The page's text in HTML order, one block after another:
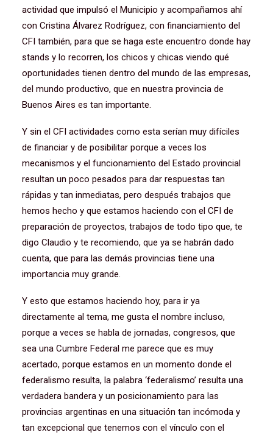
actividad que impulsó el Municipio y acompañamos ahí
con Cristina Álvarez Rodríguez, con financiamiento del
CFI también, para que se haga este encuentro donde hay
stands y lo recorren, los chicos y chicas viendo qué
oportunidades tienen dentro del mundo de las empresas,
del mundo productivo, que en nuestra provincia de
Buenos Aires es tan importante.
Y sin el CFI actividades como esta serían muy difíciles
de financiar y de posibilitar porque a veces los
mecanismos y el funcionamiento del Estado provincial
resultan un poco pesados para dar respuestas tan
rápidas y tan inmediatas, pero después trabajos que
hemos hecho y que estamos haciendo con el CFI de
preparación de proyectos, trabajos de todo tipo que, te
digo Claudio y te recomiendo, que ya se habrán dado
cuenta, que para las demás provincias tiene una
importancia muy grande.
Y esto que estamos haciendo hoy, para ir ya
directamente al tema, me gusta el nombre incluso,
porque a veces se habla de jornadas, congresos, que
sea una Cumbre Federal me parece que es muy
acertado, porque estamos en un momento donde el
federalismo resulta, la palabra ‘federalismo’ resulta una
verdadera bandera y un posicionamiento para las
provincias argentinas en una situación tan incómoda y
tan excepcional que tenemos con el vínculo con el